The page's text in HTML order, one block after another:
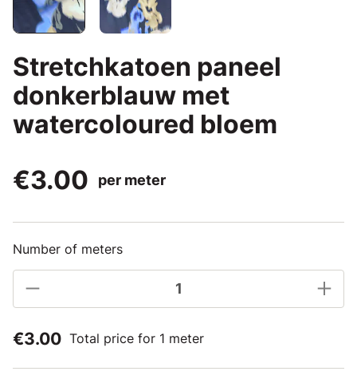
Stretchkatoen paneel
donkerblauw met
watercoloured bloem
€3.00
per meter
Number of meters
€3.00 Total price for 1 meter